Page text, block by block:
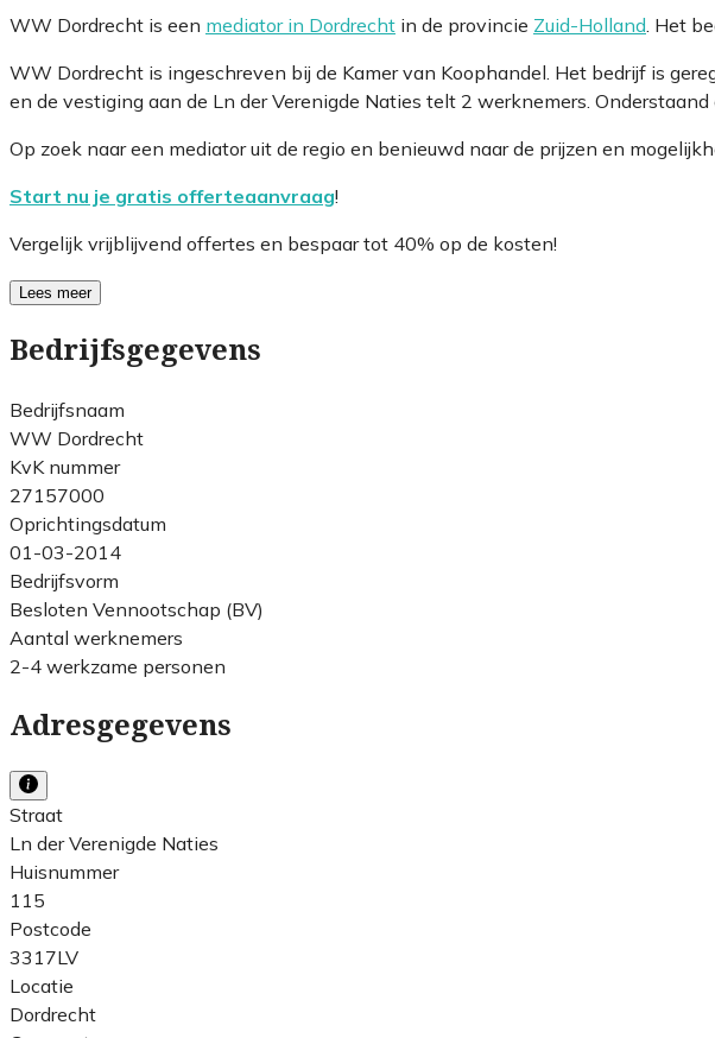
WW Dordrecht is een mediator in Dordrecht in de provincie Zuid-Holland . Het
WW Dordrecht is ingeschreven bij de Kamer van Koophandel. Het bedrijf is
en de vestiging aan de Ln der Verenigde Naties telt 2 werknemers.
Op zoek naar een mediator uit de regio en benieuwd naar de prijzen en
Start nu je gratis offerteaanvraag!
Vergelijk vrijblijvend offertes en bespaar tot 40% op de kosten!
Lees meer
Bedrijfsgegevens
Bedrijfsnaam
WW Dordrecht
KvK nummer
27157000
Oprichtingsdatum
01-03-2014
Bedrijfsvorm
Besloten Vennootschap (BV)
Aantal werknemers
2-4 werkzame personen
Adresgegevens
Straat
Ln der Verenigde Naties
Huisnummer
115
Postcode
3317LV
Locatie
Dordrecht